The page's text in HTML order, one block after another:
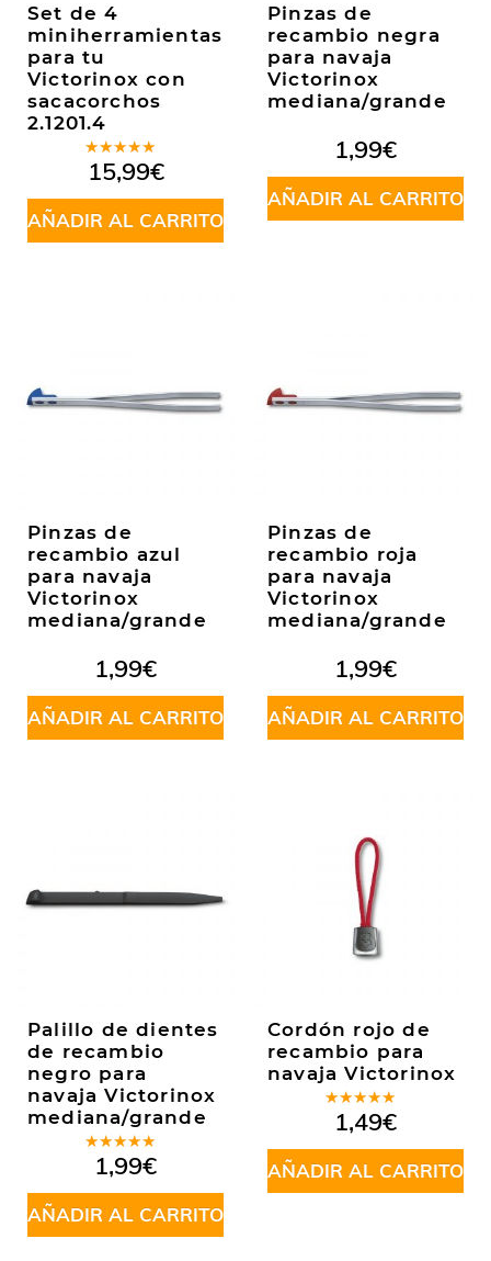
Set de 4
miniherramientas
para tu
Victorinox con
sacacorchos
2.1201.4
Valorado
en5.00de
5
15,99€
AÑADIR AL CARRITO
Pinzas de
recambio negra
para navaja
Victorinox
mediana/grande
1,99€
AÑADIR AL CARRITO
Pinzas de
recambio azul
para navaja
Victorinox
mediana/grande
1,99€
AÑADIR AL CARRITO
Pinzas de
recambio roja
para navaja
Victorinox
mediana/grande
1,99€
AÑADIR AL CARRITO
Palillo de dientes
de recambio
negro para
navaja Victorinox
mediana/grande
Valorado
en5.00de
5
1,99€
AÑADIR AL CARRITO
Cordón rojo de
recambio para
navaja Victorinox
Valorado
en5.00de
5
1,49€
AÑADIR AL CARRITO